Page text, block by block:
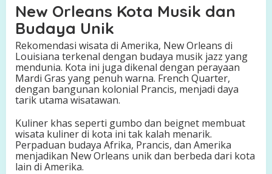
New Orleans Kota Musik dan
Budaya Unik
Rekomendasi wisata di Amerika, New Orleans di
Louisiana terkenal dengan budaya musik jazz yang
mendunia. Kota ini juga dikenal dengan perayaan
Mardi Gras yang penuh warna. French Quarter,
dengan bangunan kolonial Prancis, menjadi daya
tarik utama wisatawan.
Kuliner khas seperti gumbo dan beignet membuat
wisata kuliner di kota ini tak kalah menarik.
Perpaduan budaya Afrika, Prancis, dan Amerika
menjadikan New Orleans unik dan berbeda dari kota
lain di Amerika.